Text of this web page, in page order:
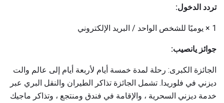
تردد الدخول:
1 × يوميًا للشخص الواحد / البريد الإلكتروني
جوائز يانصيب:
الجائزة الكبرى: رحلة لمدة خمسة أيام لأربعة أيام إلى عالم والت
ديزني في فلوريدا. تشمل الجائزة تذاكر الطيران والنقل البري عبر
خدمة ديزني السحرية ، والإقامة في فندق ومنتجع ، وتذاكر ماجيك